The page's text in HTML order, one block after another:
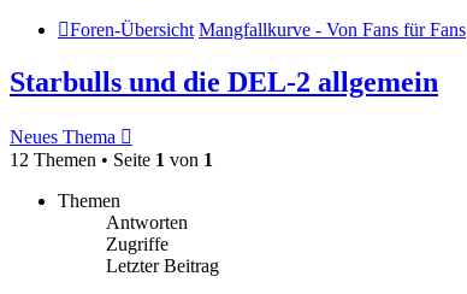
Foren-Übersicht Mangfallkurve - Von Fans für Fans
Starbulls und die DEL-2 allgemein
Neues Thema
12 Themen • Seite 1 von 1
Themen
Antworten
Zugriffe
Letzter Beitrag